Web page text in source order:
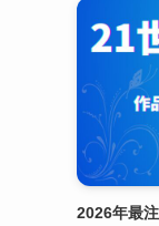
2026年最